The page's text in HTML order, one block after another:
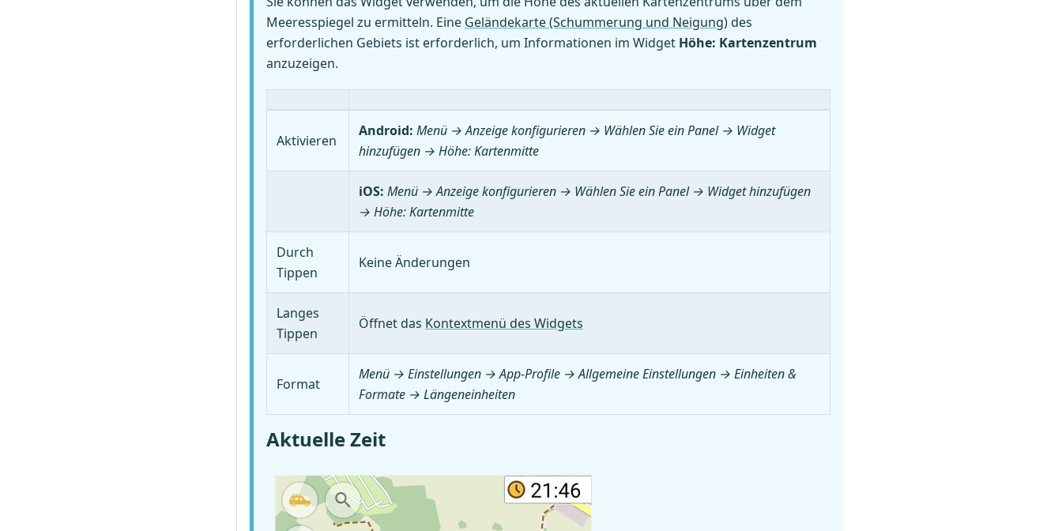
Meeresspiegel zu ermitteln. Eine Geländekarte (Schummerung und Neigung)des
erforderlichen Gebiets ist erforderlich, um Informationen im Widget Höhe: Kartenzentrum
anzuzeigen.
Aktivieren
Android: Menü → Anzeige konfigurieren → Wählen Sie ein Panel → Widget
hinzufügen → Höhe: Kartenmitte
iOS: Menü → Anzeige konfigurieren → Wählen Sie ein Panel → Widget hinzufügen
→ Höhe: Kartenmitte
Durch
Tippen
Keine Änderungen
Langes
Tippen
Öffnet das Kontextmenü des Widgets
Format
Menü → Einstellungen → App-Profile → Allgemeine Einstellungen → Einheiten &
Formate → Längeneinheiten
Aktuelle Zeit